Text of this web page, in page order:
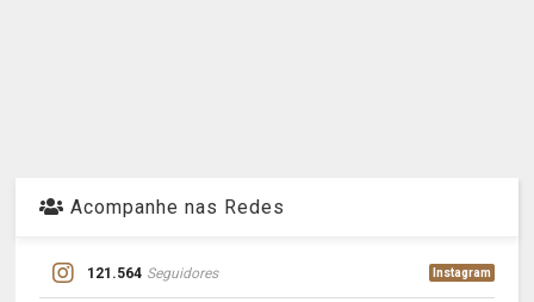
Acompanhe nas Redes
121.564 Seguidores Instagram